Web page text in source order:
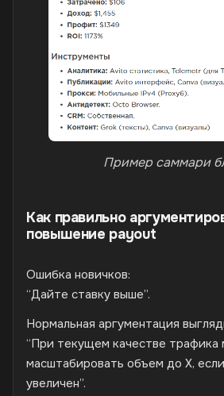
Пример саммари
Как правильно
повышение payout
Ошибка новичков:
“Дайте ставку выше”.
Нормальная аргументация
“При текущем качестве трафика
масштабировать объем до X,
увеличен”.